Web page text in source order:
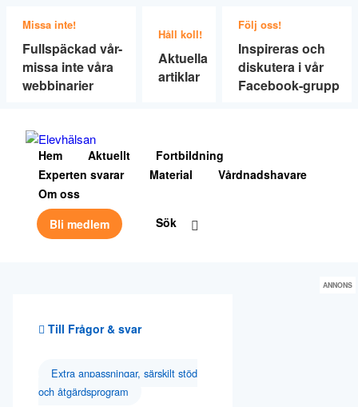
Missa inte!
Fullspäckad vår-
missa inte våra
webbinarier
Håll koll!
Aktuella
artiklar
Följ oss!
Inspireras och
diskutera i vår
Facebook-grupp
Hem Aktuellt
Fortbildning
Experten svarar
Material
Vårdnadshavare
Om oss
Bli medlem
Sök
Till Frågor & svar
Extra anpassningar, särskilt stöd
och åtgärdsprogram
ANNONS